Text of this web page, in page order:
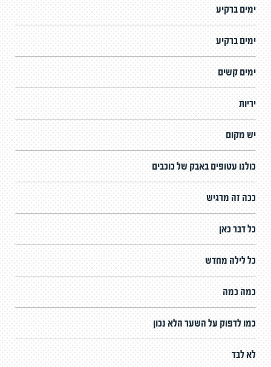
ימים ברקיע
ימים ברקיע
ימים קשים
יריות
יש מקום
כולנו עטופים באבק של כוכבים
ככה זה מרגיש
כל דבר כאן
כל לילה מחדש
כמה כמה
כמו לדפוק על השער הלא נכון
לא לבד